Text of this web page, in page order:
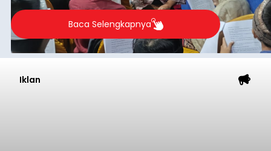
berlangsung selama Agustus hingga September
2026.
Baca Selengkapnya
Iklan